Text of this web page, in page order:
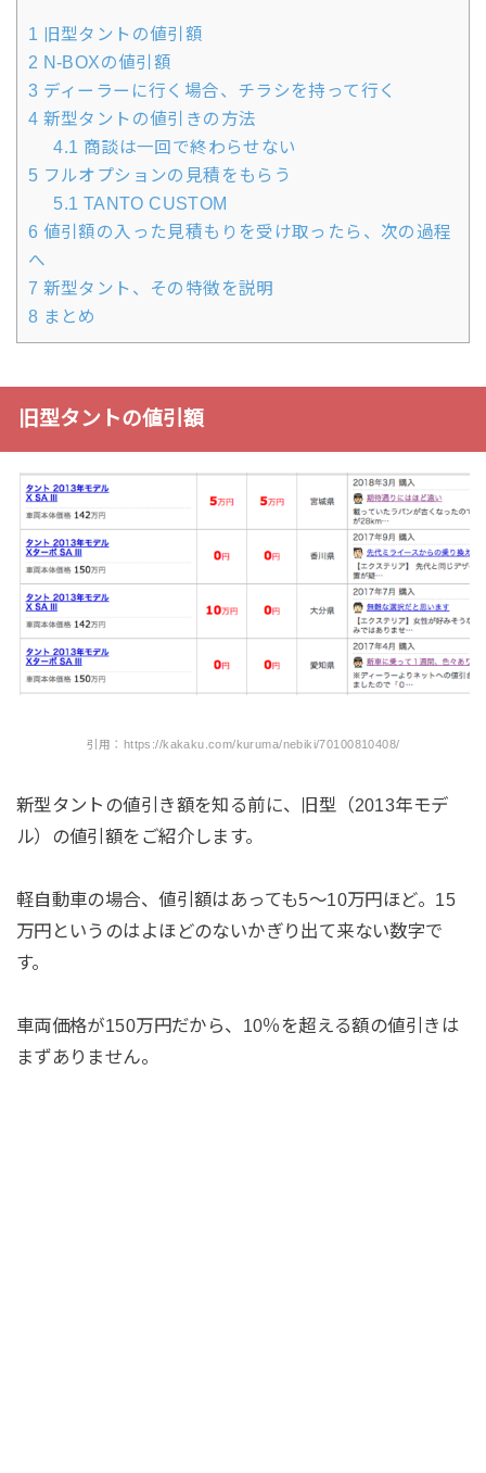
1 旧型タントの値引額
2 N-BOXの値引額
3 ディーラーに行く場合、チラシを持って行く
4 新型タントの値引きの方法
4.1 商談は一回で終わらせない
5 フルオプションの見積をもらう
5.1 TANTO CUSTOM
6 値引額の入った見積もりを受け取ったら、次の過程
へ
7 新型タント、その特徴を説明
8 まとめ
旧型タントの値引額
引用：https://kakaku.com/kuruma/nebiki/70100810408/
新型タントの値引き額を知る前に、旧型（2013年モデ
ル）の値引額をご紹介します。
軽自動車の場合、値引額はあっても5〜10万円ほど。15
万円というのはよほどのないかぎり出て来ない数字で
す。
車両価格が150万円だから、10％を超える額の値引きは
まずありません。